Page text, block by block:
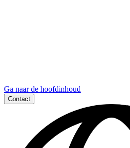
Ga naar de hoofdinhoud
Contact